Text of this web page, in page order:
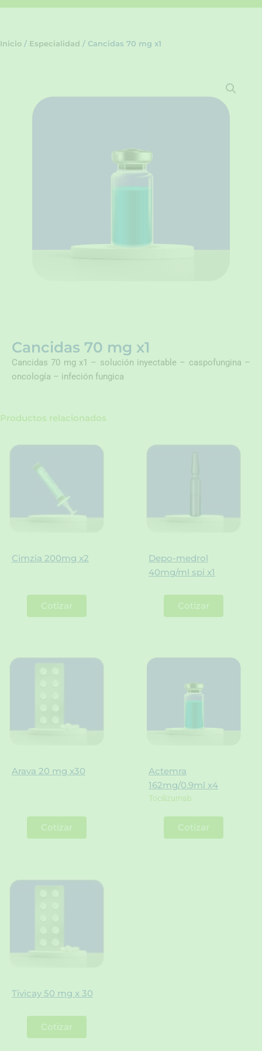
Inicio / Especialidad / Cancidas 70 mg x1
Cancidas 70 mg x1
Cancidas 70 mg x1 – solución inyectable – caspofungina –
oncología – infeción fungica
Productos relacionados
Cimzia 200mg x2
Cotizar
Depo-medrol
40mg/ml spi x1
Cotizar
Arava 20 mg x30
Cotizar
Actemra
162mg/0.9ml x4
Tocilizumab
Cotizar
Tivicay 50 mg x 30
Cotizar